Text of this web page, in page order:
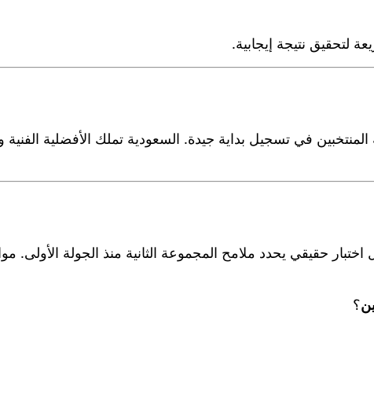
لتحقيق نتيجة إيجابية.
في تسجيل بداية جيدة. السعودية تملك الأفضلية الفنية
حقيقي يحدد ملامح المجموعة الثانية منذ الجولة الأولى.
؟